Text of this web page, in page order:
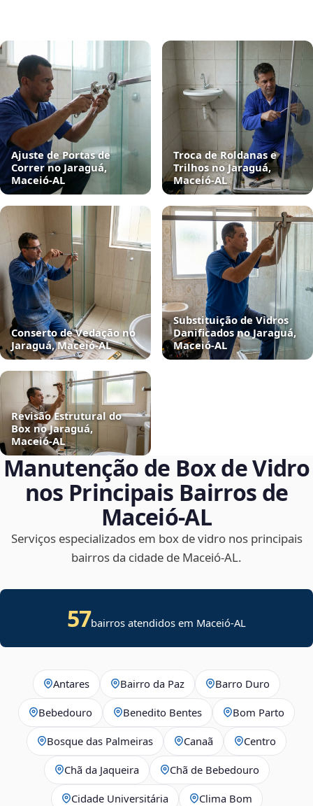
Ajuste de Portas de
Correr no Jaraguá,
Maceió‑AL
Troca de Roldanas e
Trilhos no Jaraguá,
Maceió‑AL
Conserto de Vedação no
Jaraguá, Maceió‑AL
Substituição de Vidros
Danificados no Jaraguá,
Maceió‑AL
Revisão Estrutural do
Box no Jaraguá,
Maceió‑AL
Manutenção de Box de Vidro
nos Principais Bairros de
Maceió‑AL
Serviços especializados em box de vidro nos principais
bairros da cidade de Maceió‑AL.
57bairros atendidos em Maceió-AL
Antares Bairro da Paz Barro Duro
Bebedouro Benedito Bentes Bom Parto
Bosque das Palmeiras Canaã Centro
Chã da Jaqueira Chã de Bebedouro
Cidade Universitária Clima Bom